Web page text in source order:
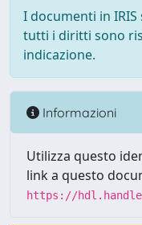
I documenti in
tutti i diritti sono
indicazione.
Informazioni
Utilizza questo
link a questo
https://